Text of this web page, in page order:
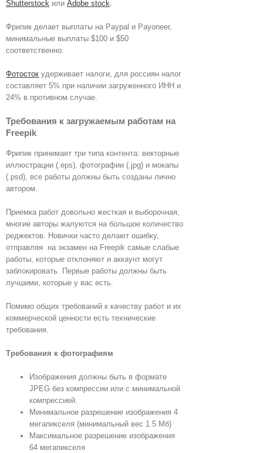
Shutterstock или Adobe stock.
Фрипик делает выплаты на Paypal и Payoneer,
минимальные выплаты $100 и $50
соответственно.
Фотосток удерживает налоги, для россиян налог
составляет 5% при наличии загруженного ИНН и
24% в противном случае.
Требования к загружаемым работам на
Freepik
Фрипик принимает три типа контента: векторные
иллюстрации (.eps), фотографии (.jpg) и мокапы
(.psd), все работы должны быть созданы лично
автором.
Приемка работ довольно жесткая и выборочная,
многие авторы жалуются на большое количество
реджектов. Новички часто делают ошибку,
отправляя на экзамен на Freepik самые слабые
работы, которые отклоняют и аккаунт могут
заблокировать. Первые работы должны быть
лучшими, которые у вас есть.
Помимо общих требований к качеству работ и их
коммерческой ценности есть технические
требования.
Требования к фотографиям
Изображения должны быть в формате
JPEG без компрессии или с минимальной
компрессией.
Минимальное разрешение изображения 4
мегапикселя (минимальный вес 1.5 Мб)
Максимальное разрешение изображения
64 мегапикселя